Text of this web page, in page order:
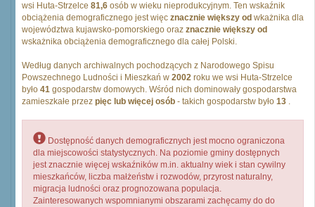
wsi Huta-Strzelce 81,6 osób w wieku nieprodukcyjnym. Ten wskaźnik
obciążenia demograficznego jest więc znacznie większy od wkażnika dla
województwa kujawsko-pomorskiego oraz znacznie większy od
wskażnika obciążenia demograficznego dla całej Polski.
Według danych archiwalnych pochodzących z Narodowego Spisu
Powszechnego Ludności i Mieszkań w 2002 roku we wsi Huta-Strzelce
było 41 gospodarstw domowych. Wśród nich dominowały gospodarstwa
zamieszkałe przez pięc lub więcej osób - takich gospodarstw było 13 .
Dostępność danych demograficznych jest mocno ograniczona
dla miejscowości statystycznych. Na poziomie gminy dostępnych
jest znacznie więcej wskaźników m.in. aktualny wiek i stan cywilny
mieszkańców, liczba małżeństw i rozwodów, przyrost naturalny,
migracja ludności oraz prognozowana populacja.
Zainteresowanych wspomnianymi obszarami zachęcamy do do